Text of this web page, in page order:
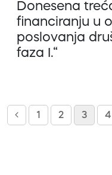
Donesena
financiranju u
poslovanja
faza I.“
1 2 3 4